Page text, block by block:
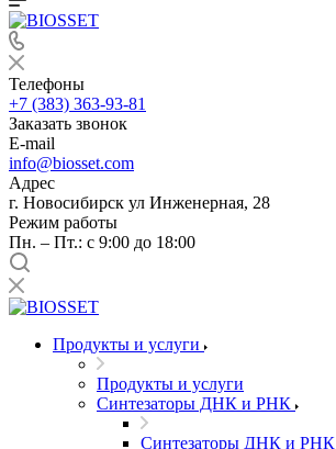
Телефоны
+7 (383) 363-93-81
Заказать звонок
E-mail
info@biosset.com
Адрес
г. Новосибирск ул Инженерная, 28
Режим работы
Пн. – Пт.: с 9:00 до 18:00
Продукты и услуги
Продукты и услуги
Синтезаторы ДНК и РНК
Синтезаторы ДНК и РНК